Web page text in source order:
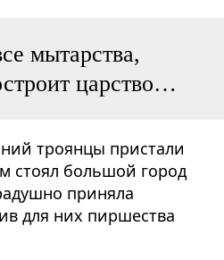
мытарства,
царство…
троянцы пристали
стоял большой город
приняла
для них пиршества